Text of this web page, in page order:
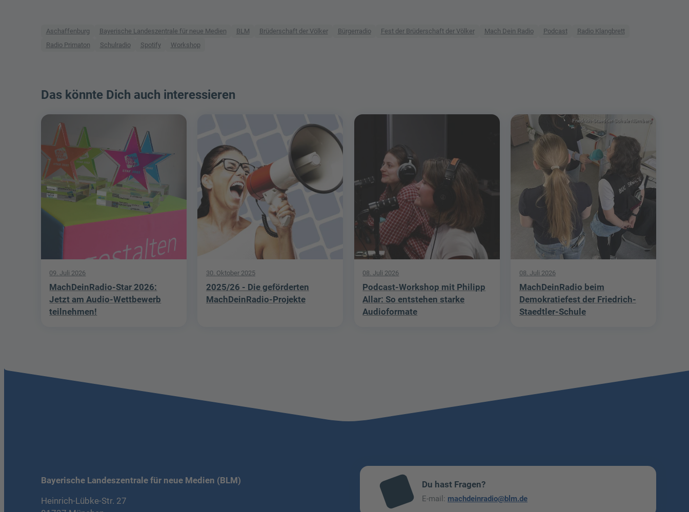
Aschaffenburg Bayerische Landeszentrale für neue Medien BLM Brüderschaft der Völker Bürgerradio Fest der Brüderschaft der Völker Mach Dein Radio Podcast
Radio Klangbrett
Radio Primaton
Schulradio Spotify Workshop
Das könnte Dich auch interessieren
09. Juli 2026
MachDeinRadio-Star 2026:
Jetzt am Audio-Wettbewerb
teilnehmen!
30. Oktober 2025
2025/26 - Die geförderten
MachDeinRadio-Projekte
08. Juli 2026
Podcast-Workshop mit Philipp
Allar: So entstehen starke
Audioformate
Friedrich-Staedtler-Schule Nürnberg
08. Juli 2026
MachDeinRadio beim
Demokratiefest der Friedrich-
Staedtler-Schule
Bayerische Landeszentrale für neue Medien (BLM)
Heinrich-Lübke-Str. 27
mai
l
Du hast Fragen?
E-mail: machdeinradio@blm.de